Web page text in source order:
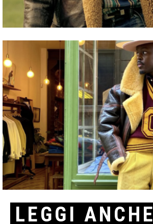
LEGGI ANCHE